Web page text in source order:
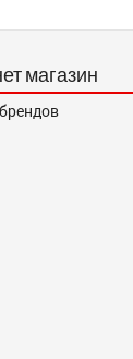
магазин